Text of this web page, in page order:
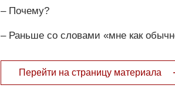
– Почему?
– Раньше со словами «мне как
Перейти на страницу материала